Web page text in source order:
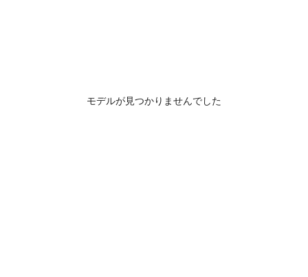
モデルが見つかりませんでした